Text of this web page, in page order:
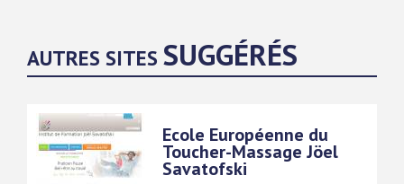
AUTRES SITES SUGGÉRÉS
Ecole Européenne du
Toucher-Massage Jöel
Savatofski